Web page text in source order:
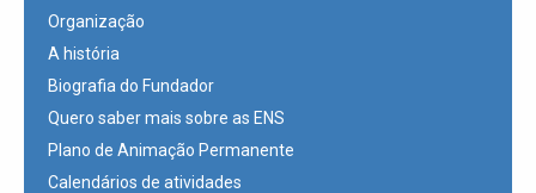
Organização
A história
Biografia do Fundador
Quero saber mais sobre as ENS
Plano de Animação Permanente
Calendários de atividades